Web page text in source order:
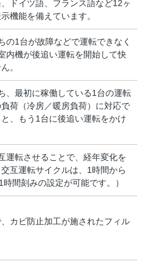
ドイツ語、フランス語など12ヶ
機能を備えています。
の1台が故障などで運転できなく
内機が後追い運転を開始して快
。
、最初に稼働している1台の運転
荷（冷房／暖房負荷）に対応で
、もう1台に後追い運転をかけ
運転させることで、経年変化を
互運転サイクルは、1時間から
間刻みの設定が可能です。）
カビ防止加工が施されたフィル